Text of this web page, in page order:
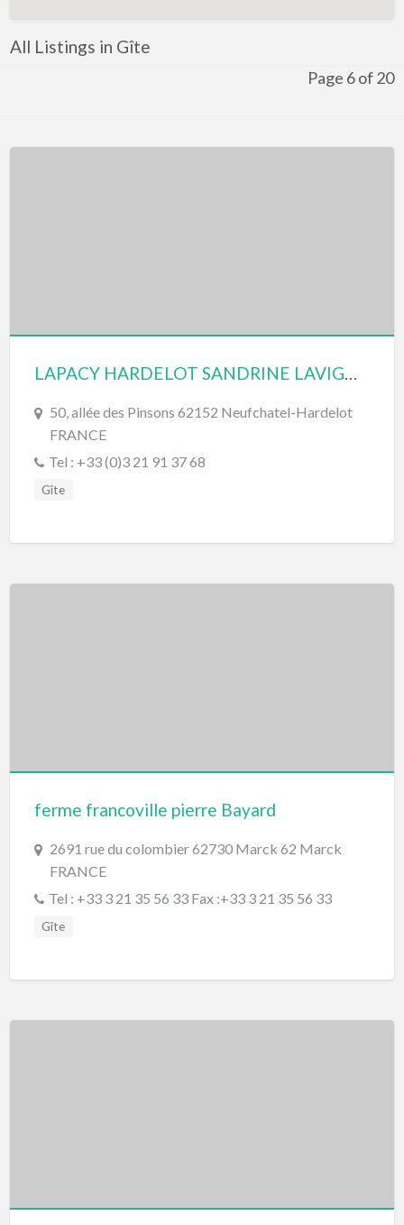
All Listings in Gîte
Page 6 of 20
50, allée des Pinsons 62152 Neufchatel-Hardelot
FRANCE
Tel : +33 (0)3 21 91 37 68
Gîte
ferme francoville pierre Bayard
2691 rue du colombier 62730 Marck 62 Marck
FRANCE
Tel : +33 3 21 35 56 33 Fax :+33 3 21 35 56 33
Gîte